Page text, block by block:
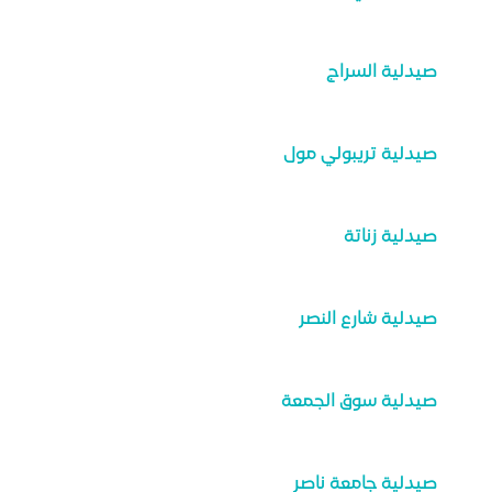
صيدلية السراج
صيدلية تريبولي مول
صيدلية زناتة
صيدلية شارع النصر
صيدلية سوق الجمعة
صيدلية جامعة ناصر